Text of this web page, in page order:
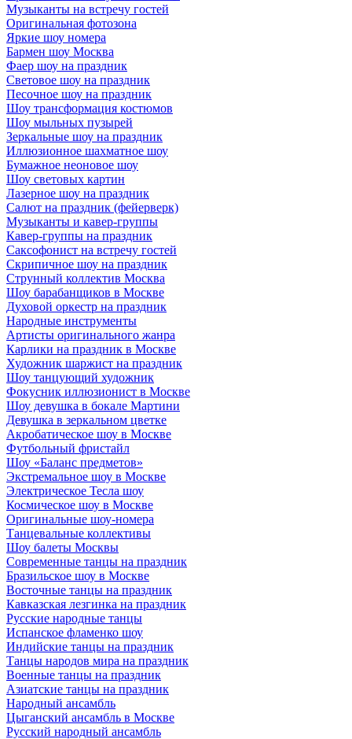
Музыканты на встречу гостей
Оригинальная фотозона
Яркие шоу номера
Бармен шоу Москва
Фаер шоу на праздник
Световое шоу на праздник
Песочное шоу на праздник
Шоу трансформация костюмов
Шоу мыльных пузырей
Зеркальные шоу на праздник
Иллюзионное шахматное шоу
Бумажное неоновое шоу
Шоу световых картин
Лазерное шоу на праздник
Салют на праздник (фейерверк)
Музыканты и кавер-группы
Кавер-группы на праздник
Саксофонист на встречу гостей
Скрипичное шоу на праздник
Струнный коллектив Москва
Шоу барабанщиков в Москве
Духовой оркестр на праздник
Народные инструменты
Артисты оригинального жанра
Карлики на праздник в Москве
Художник шаржист на праздник
Шоу танцующий художник
Фокусник иллюзионист в Москве
Шоу девушка в бокале Мартини
Девушка в зеркальном цветке
Акробатическое шоу в Москве
Футбольный фристайл
Шоу «Баланс предметов»
Экстремальное шоу в Москве
Электрическое Тесла шоу
Космическое шоу в Москве
Оригинальные шоу-номера
Танцевальные коллективы
Шоу балеты Москвы
Современные танцы на праздник
Бразильское шоу в Москве
Восточные танцы на праздник
Кавказская лезгинка на праздник
Русские народные танцы
Испанское фламенко шоу
Индийские танцы на праздник
Танцы народов мира на праздник
Военные танцы на праздник
Азиатские танцы на праздник
Народный ансамбль
Цыганский ансамбль в Москве
Русский народный ансамбль